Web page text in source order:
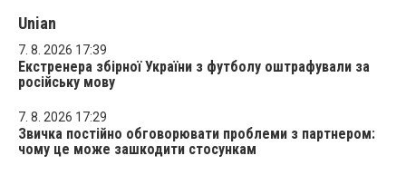
Unian
7. 8. 2026 17:39
Екстренера збірної України з футболу оштрафували за
російську мову
7. 8. 2026 17:29
Звичка постійно обговорювати проблеми з партнером:
чому це може зашкодити стосункам